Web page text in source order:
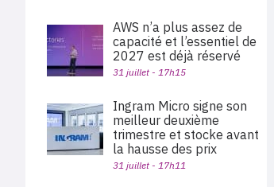
AWS n’a plus assez de
capacité et l’essentiel de
2027 est déjà réservé
31 juillet - 17h15
Ingram Micro signe son
meilleur deuxième
trimestre et stocke avant
la hausse des prix
31 juillet - 17h11